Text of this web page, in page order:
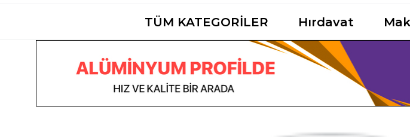
TÜM KATEGORİLER Hırdavat